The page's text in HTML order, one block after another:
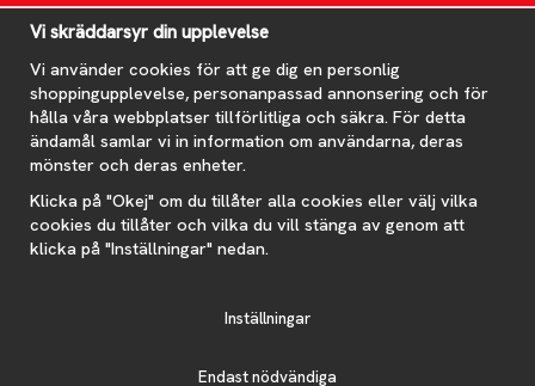
Om oss
FAQ
Nyheter
Nyhetsbrev
Om cookies
Prenumerera på nyhetsbrevet för våra bästa erbjudanden och
nyheter!
E-
postadress
Vi skräddarsyr din upplevelse
Vi använder cookies för att ge dig en personlig
shoppingupplevelse, personanpassad annonsering och för
hålla våra webbplatser tillförlitliga och säkra. För detta
ändamål samlar vi in information om användarna, deras
mönster och deras enheter.
Klicka på "Okej" om du tillåter alla cookies eller välj vilka
cookies du tillåter och vilka du vill stänga av genom att
klicka på "Inställningar" nedan.
Inställningar
Endast nödvändiga